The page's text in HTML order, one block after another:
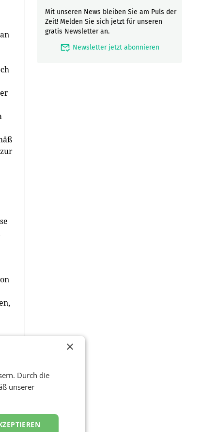
Mit unseren News bleiben Sie am Puls der
Zeit! Melden Sie sich jetzt für unseren
gratis Newsletter an.
mark_email_read Newsletter jetzt abonnieren
×
Durch die
unserer